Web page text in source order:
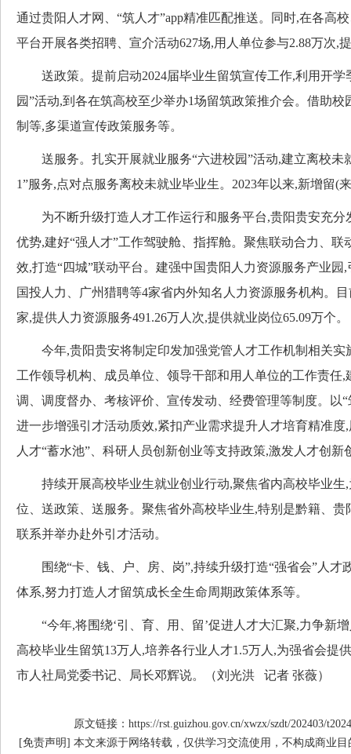
通过贵阳人才网、“筑人才”app精准匹配推送。同时,在各高
平台开展各类招聘、宣介活动627场,用人单位参与2.88万次,
送政策。提前启动2024届毕业生留筑宣传工作,利用开学
园”活动,到各在筑高校至少举办1场留筑政策推介会。借助
制等,多渠道宣传政策服务等。
送服务。扎实开展就业服务“六进校园”活动,建立离校未
1”服务,点对点服务离校未就业毕业生。2023年以来,新增留(
为不断升级打造人才工作运行和服务平台,贵阳贵安充分
优势,建好“强人才”工作驾驶舱、指挥舱。聚焦联动合力、联
效,打造“四城”联动平台。建强中国贵阳人力资源服务产业园
国投人力、广州猎聘等4家省内外知名人力资源服务机构。
家,提供人力资源服务491.26万人次,提供就业岗位65.09万个。
今年,贵阳贵安将制定印发加强党管人才工作机制相关实
工作领导机构、成员单位、领导干部和用人单位的工作责任
调、调度督办、考核评价、宣传发动、经费管理等制度。以“
进一步增强引才活动质效,紧扣产业需求提升人才培育精准
人才“蓄水池”、科研人员创新创业等支持政策,激发人才创新
持续开展高校毕业生就业创业行动,聚焦省内高校毕业生,
位、送政策、送服务。聚焦省外高校毕业生,特别是黔籍、
联系并举办赴外引才活动。
围绕“卡、钱、户、房、岗”,持续升级打造“强省会”人才
体系,努力打造人才留筑成长全生命周期政策体系等。
“今年,将围绕‘引、育、用、留’促进人才大汇聚,力争新增
高校毕业生留筑13万人,培养各行业人才1.5万人,为强省会提
市人社局党委书记、局长邓辉说。（刘光洪 记者 张薇）
原文链接：https://rst.guizhou.gov.cn/xwzx/szdt/202403/
[免责声明] 本文来源于网络转载，仅供学习交流使用，不构成商业